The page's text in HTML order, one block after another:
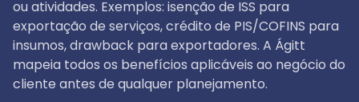
ou atividades. Exemplos: isenção de ISS para
exportação de serviços, crédito de PIS/COFINS para
insumos, drawback para exportadores. A Ágitt
mapeia todos os benefícios aplicáveis ao negócio do
cliente antes de qualquer planejamento.